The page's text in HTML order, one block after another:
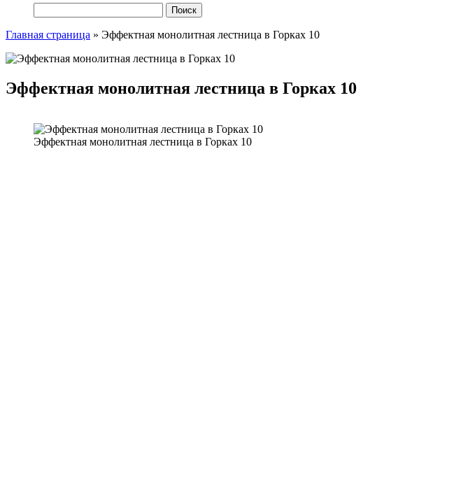
Главная страница » Эффектная монолитная лестница в Горках 10
Эффектная монолитная лестница в Горках 10
Эффектная монолитная лестница в Горках 10